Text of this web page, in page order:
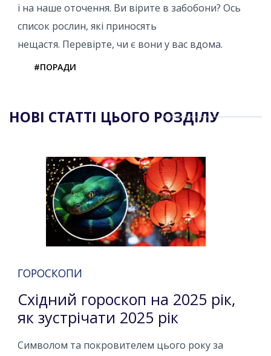
і на наше оточення. Ви вірите в забобони? Ось
список рослин, які приносять
нещастя. Перевірте, чи є вони у вас вдома.
#ПОРАДИ
НОВІ СТАТТІ ЦЬОГО РОЗДІЛУ
ГОРОСКОПИ
Східний гороскоп на 2025 рік,
як зустрічати 2025 рік
Символом та покровителем цього року за